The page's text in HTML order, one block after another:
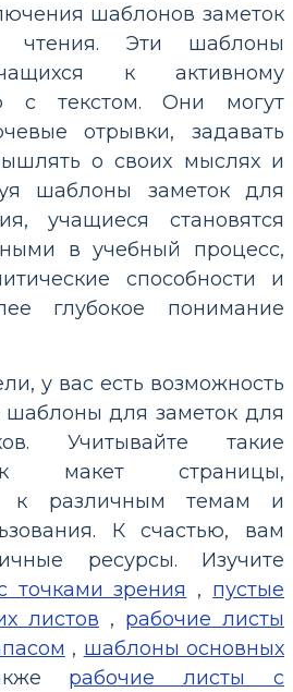
шаблонов заметок
чтения. Эти шаблоны
к активному
с текстом. Они могут
отрывки, задавать
о своих мыслях и
шаблоны заметок для
учащиеся становятся
в учебный процесс,
способности и
глубокое понимание
у вас есть возможность
для заметок для
Учитывайте такие
макет страницы,
к различным темам и
К счастью, вам
ресурсы. Изучите
точками зрения , пустые
листов , рабочие листы
, шаблоны основных
рабочие листы с